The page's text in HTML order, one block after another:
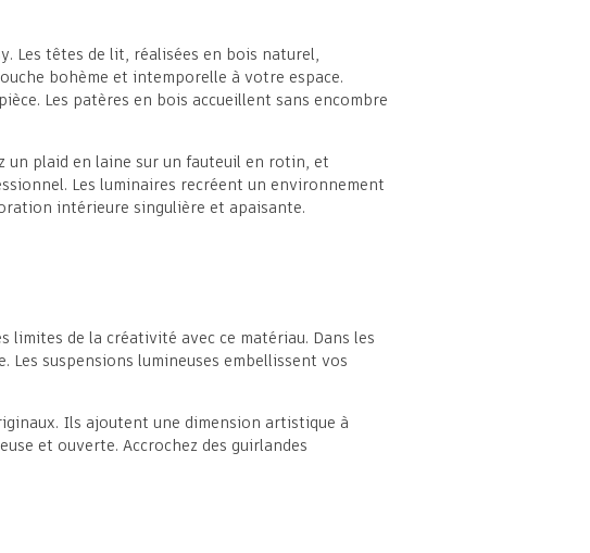
Les têtes de lit, réalisées en bois naturel,
bohème et intemporelle à votre espace.
Les patères en bois accueillent sans encombre
un plaid en laine sur un fauteuil en rotin, et
Les luminaires recréent un environnement
intérieure singulière et apaisante.
limites de la créativité avec ce matériau. Dans les
suspensions lumineuses embellissent vos
Ils ajoutent une dimension artistique à
et ouverte. Accrochez des guirlandes